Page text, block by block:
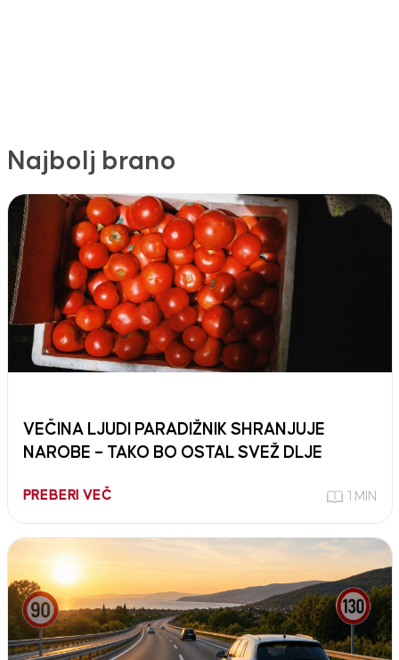
Najbolj brano
VEČINA LJUDI PARADIŽNIK SHRANJUJE
NAROBE – TAKO BO OSTAL SVEŽ DLJE
PREBERI VEČ 1 MIN